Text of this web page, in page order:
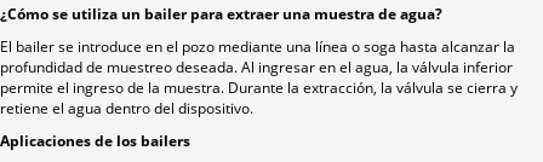
¿Cómo se utiliza un bailer para extraer una muestra de agua?
El bailer se introduce en el pozo mediante una línea o soga hasta alcanzar la
profundidad de muestreo deseada. Al ingresar en el agua, la válvula inferior
permite el ingreso de la muestra. Durante la extracción, la válvula se cierra y
retiene el agua dentro del dispositivo.
Aplicaciones de los bailers